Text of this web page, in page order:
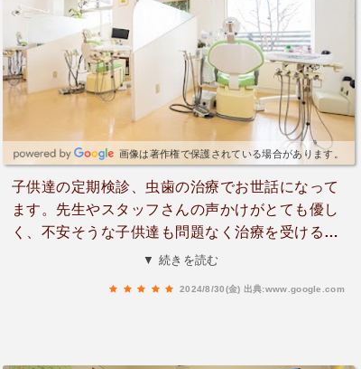
画像は著作権で保護されている場合があります。
子供達の定期検診、虫歯の治療でお世話になって
ます。先生やスタッフさんの声かけがとても優し
く、不安そうな子供達も問題なく治療を受けるこ
とができました。小さい子には口腔内を怪我しな
▼ 続きを読む
2024/8/30(金) 出典:www.google.com